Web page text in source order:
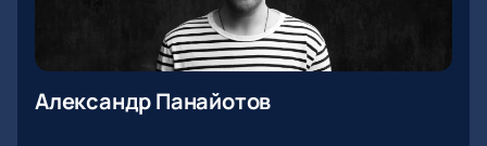
Александр Панайотов